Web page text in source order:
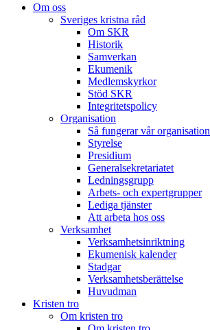
Om oss
Sveriges kristna råd
Om SKR
Historik
Samverkan
Ekumenik
Medlemskyrkor
Stöd SKR
Integritetspolicy
Organisation
Så fungerar vår organisation
Styrelse
Presidium
Generalsekretariatet
Ledningsgrupp
Arbets- och expertgrupper
Lediga tjänster
Att arbeta hos oss
Verksamhet
Verksamhetsinriktning
Ekumenisk kalender
Stadgar
Verksamhetsberättelse
Huvudman
Kristen tro
Om kristen tro